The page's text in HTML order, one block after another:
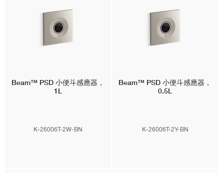
Beam™ PSD 小便斗感應器，
1L
K-26006T-2W-BN
Beam™ PSD 小便斗感應器，
0.5L
K-26006T-2Y-BN